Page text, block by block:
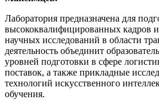
Лаборатория предназначена для
высококвалифицированных кадров
научных исследований в области
деятельность объединит
уровней подготовки в сфере
поставок, а также прикладные
технологий искусственного
обучения.